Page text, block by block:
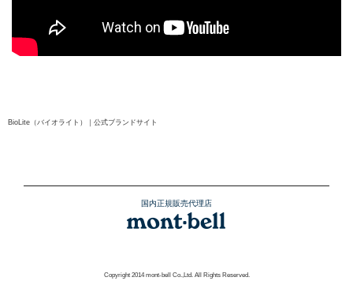
BioLite（バイオライト）｜公式ブランドサイト
国内正規販売代理店
Copyright 2014 mont-bell Co.,Ltd. All Rights Reserved.